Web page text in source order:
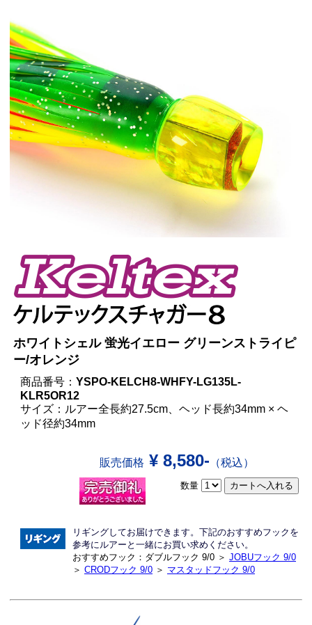
ホワイトシェル 蛍光イエロー グリーンストライピ
ー/オレンジ
商品番号： YSPO-KELCH8-WHFY-LG135L-
KLR5OR12
サイズ：ルアー全長約27.5cm、ヘッド長約34mm × ヘ
ッド径約34mm
販売価格 ¥ 8,580- （税込）
数量
リギングしてお届けできます。下記のおすすめフックを
参考にルアーと一緒にお買い求めください。
おすすめフック：ダブルフック 9/0 ＞ JOBUフック 9/0
＞ CRODフック 9/0 ＞ マスタッドフック 9/0